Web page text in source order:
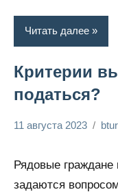
Читать далее
Критерии
податься?
финансы
11 августа 2023
Рядовые
задаются